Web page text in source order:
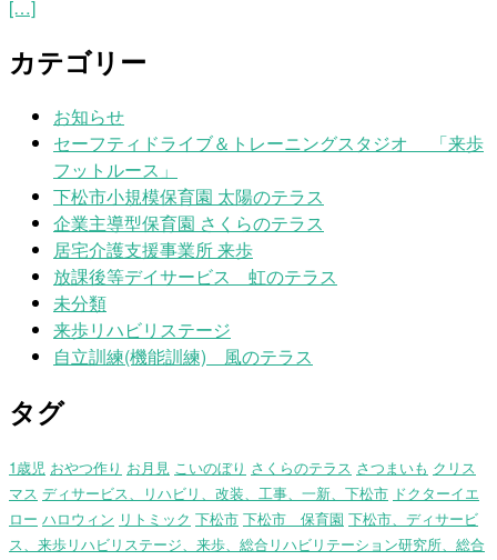
[…]
カテゴリー
お知らせ
セーフティドライブ＆トレーニングスタジオ 「来歩
フットルース」
下松市小規模保育園 太陽のテラス
企業主導型保育園 さくらのテラス
居宅介護支援事業所 来歩
放課後等デイサービス 虹のテラス
未分類
来歩リハビリステージ
自立訓練(機能訓練) 風のテラス
タグ
1歳児 おやつ作り お月見 こいのぼり さくらのテラス さつまいも クリス
マス ディサービス、リハビリ、改装、工事、一新、下松市 ドクターイエ
ロー ハロウィン リトミック 下松市 下松市 保育園 下松市、ディサービ
ス、来歩リハビリステージ、来歩、総合リハビリテーション研究所、総合